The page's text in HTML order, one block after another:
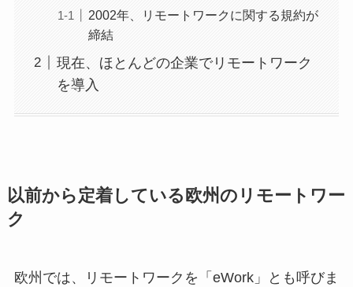
2002年、リモートワークに関する規約が
締結
現在、ほとんどの企業でリモートワーク
を導入
以前から定着している欧州のリモートワー
ク
欧州では、リモートワークを「eWork」とも呼びま